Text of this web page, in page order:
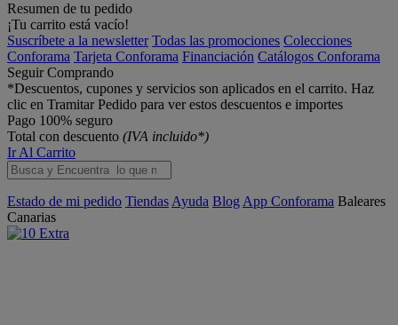
Resumen de tu pedido
¡Tu carrito está vacío!
Suscríbete a la newsletter Todas las promociones Colecciones
Conforama Tarjeta Conforama Financiación Catálogos Conforama
Seguir Comprando
*Descuentos, cupones y servicios son aplicados en el carrito. Haz
clic en Tramitar Pedido para ver estos descuentos e importes
Pago 100% seguro
Total con descuento (IVA incluido*)
Ir Al Carrito
Estado de mi pedido Tiendas Ayuda Blog App Conforama Baleares
Canarias